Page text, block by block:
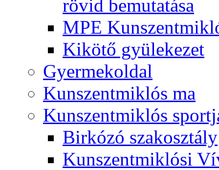
rövid bemutatása
MPE
Kikötő gyülekezet
Gyermekoldal
Kunszentmiklós ma
Kunszentmiklós
Birkózó szakosztály
Kunszentmiklósi